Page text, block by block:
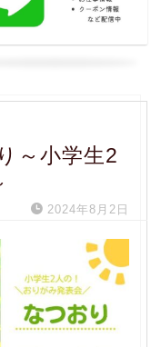
～小学生2
2024年8月2日